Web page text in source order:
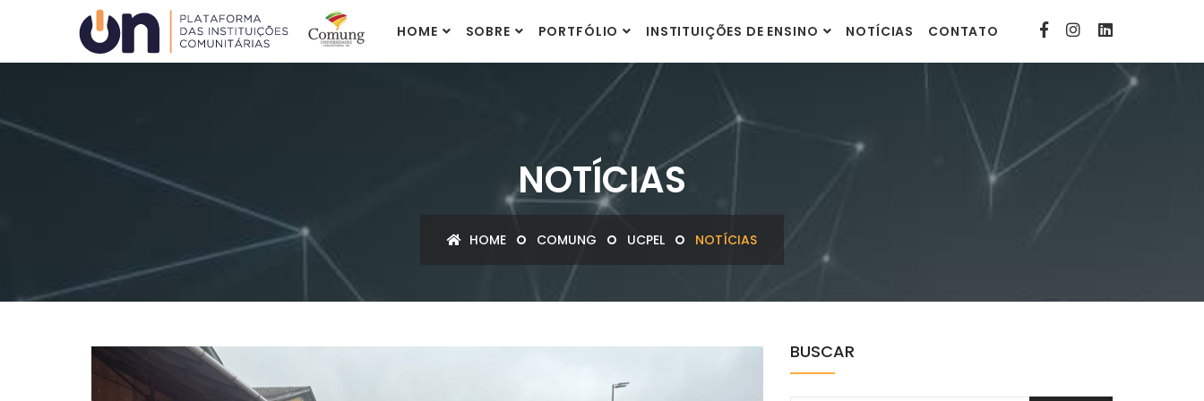
Plataforma ON ACAFE COMUNG contato@comunitarias.org.br
HOME SOBRE PORTFÓLIO INSTITUIÇÕES DE ENSINO NOTÍCIAS CONTATO
NOTÍCIAS
HOME COMUNG UCPEL NOTÍCIAS
BUSCAR